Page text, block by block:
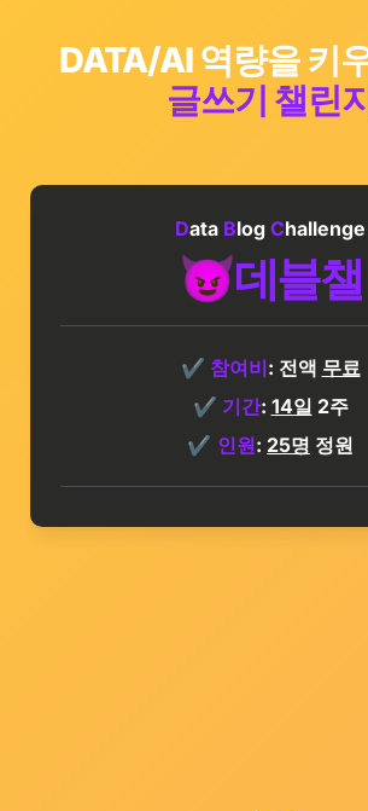
DATA/AI 역량을 키
글쓰기 챌린지
Data Blog Challenge
😈데블챌
✔️ 참여비: 전액 무료
✔️ 기간: 14일 2주
✔️ 인원: 25명 정원